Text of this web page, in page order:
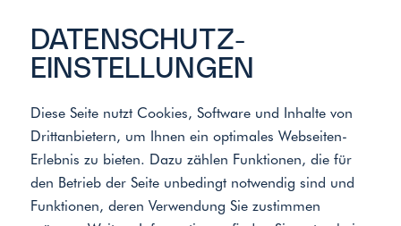
DATENSCHUTZ­
EINSTELLUNGEN
Diese Seite nutzt Cookies, Software und Inhalte von
Drittanbietern, um Ihnen ein optimales Webseiten-
Erlebnis zu bieten. Dazu zählen Funktionen, die für
den Betrieb der Seite unbedingt notwendig sind und
Funktionen, deren Verwendung Sie zustimmen
Meister der Elemente
ALLE LEISTUNGEN